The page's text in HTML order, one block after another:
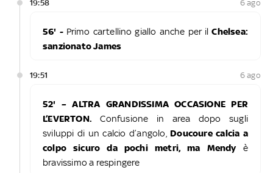
19:58 6 ago
56' - Primo cartellino giallo anche per ilChelsea:
sanzionato James
19:51 6 ago
52' – ALTRA GRANDISSIMA OCCASIONE PER
L’EVERTON.Confusione in area dopo sugli
sviluppi di un calcio d’angolo, Doucoure calcia a
colpo sicuro da pochi metri, ma Mendyè
bravissimo a respingere